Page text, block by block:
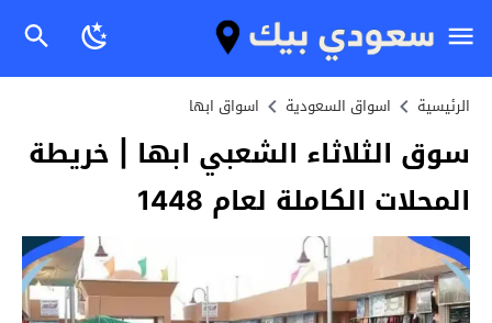
الرئيسية اسواق السعودية اسواق ابها
سوق الثلاثاء الشعبي ابها | خريطة
المحلات الكاملة لعام 1448